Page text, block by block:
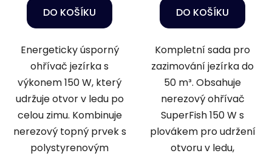
DO KOŠÍKU
Energeticky úsporný
ohřívač jezírka s
výkonem 150 W, který
udržuje otvor v ledu po
celou zimu. Kombinuje
nerezový topný prvek s
polystyrenovým
DO KOŠÍKU
Kompletní sada pro
zazimování jezírka do
50 m³. Obsahuje
nerezový ohřívač
SuperFish 150 W s
plovákem pro udržení
otvoru v ledu,